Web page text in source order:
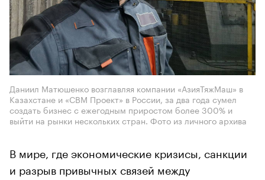
Даниил Матюшенко возглавляя компании «АзияТяжМаш» в
Казахстане и «СВМ Проект» в России, за два года сумел
создать бизнес с ежегодным приростом более 300% и
выйти на рынки нескольких стран. Фото из личного архива
В мире, где экономические кризисы, санкции
и разрыв привычных связей между